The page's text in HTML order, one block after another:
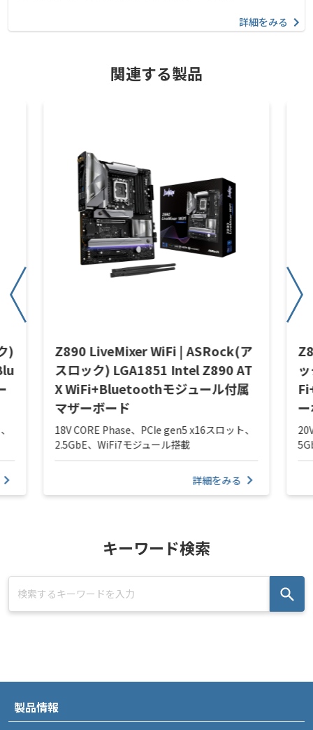
詳細をみる
関連する製品
)
Z890 LiveMixer WiFi | ASRock(ア
スロック) LGA1851 Intel Z890 AT
X WiFi+Bluetoothモジュール付属
マザーボード
18V CORE Phase、PCIe gen5 x16スロット、
2.5GbE、WiFi7モジュール搭載
詳細をみる
キーワード検索
製品情報